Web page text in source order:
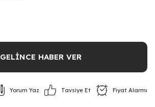
GELİNCE HABER VER
Yorum Yaz Tavsiye Et Fiyat Alarmı